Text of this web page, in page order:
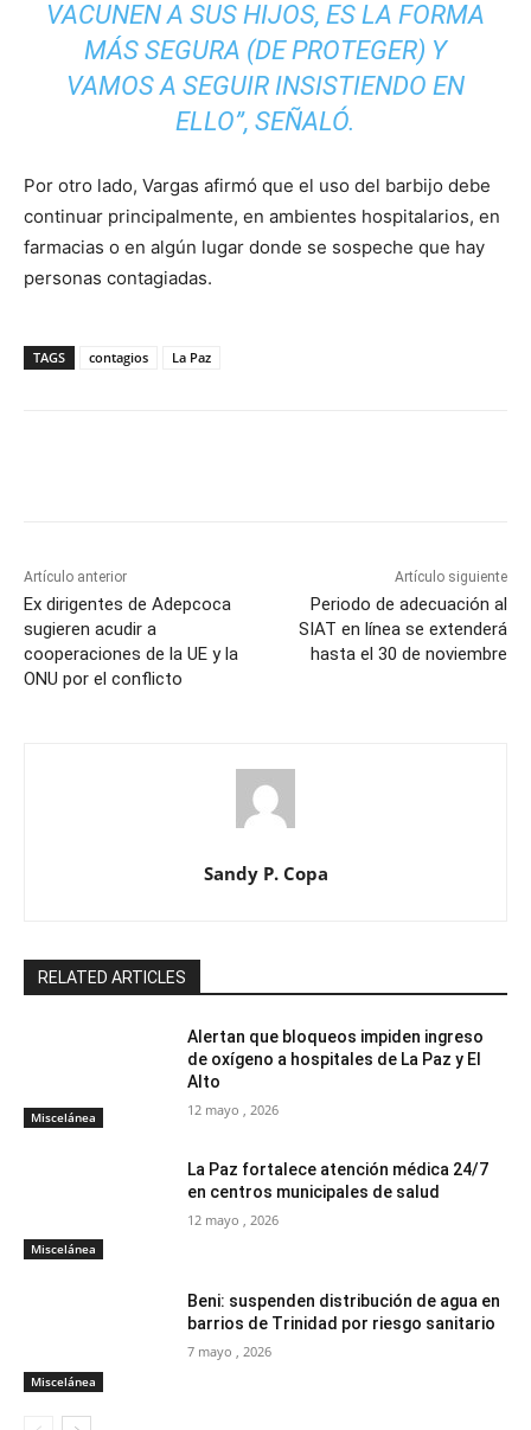
VACUNEN A SUS HIJOS, ES LA FORMA
MÁS SEGURA (DE PROTEGER) Y
VAMOS A SEGUIR INSISTIENDO EN
ELLO”, SEÑALÓ.
Por otro lado, Vargas afirmó que el uso del barbijo debe
continuar principalmente, en ambientes hospitalarios, en
farmacias o en algún lugar donde se sospeche que hay
personas contagiadas.
TAGS contagios La Paz
Artículo anterior
Ex dirigentes de Adepcoca
sugieren acudir a
cooperaciones de la UE y la
ONU por el conflicto
Artículo siguiente
Periodo de adecuación al
SIAT en línea se extenderá
hasta el 30 de noviembre
Sandy P. Copa
RELATED ARTICLES
Miscelánea
Alertan que bloqueos impiden ingreso
de oxígeno a hospitales de La Paz y El
Alto
12 mayo , 2026
Miscelánea
La Paz fortalece atención médica 24/7
en centros municipales de salud
12 mayo , 2026
Miscelánea
Beni: suspenden distribución de agua en
barrios de Trinidad por riesgo sanitario
7 mayo , 2026